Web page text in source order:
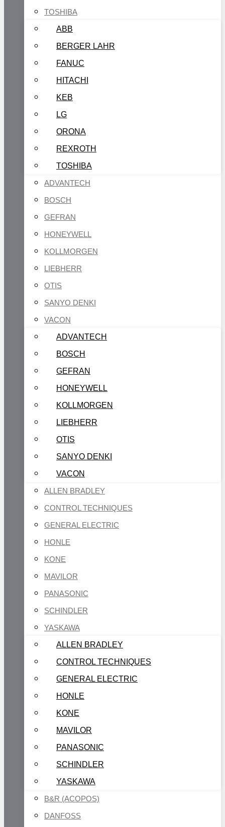
TOSHIBA
ABB
BERGER LAHR
FANUC
HITACHI
KEB
LG
ORONA
REXROTH
TOSHIBA
ADVANTECH
BOSCH
GEFRAN
HONEYWELL
KOLLMORGEN
LIEBHERR
OTIS
SANYO DENKI
VACON
ADVANTECH
BOSCH
GEFRAN
HONEYWELL
KOLLMORGEN
LIEBHERR
OTIS
SANYO DENKI
VACON
ALLEN BRADLEY
CONTROL TECHNIQUES
GENERAL ELECTRIC
HONLE
KONE
MAVILOR
PANASONIC
SCHINDLER
YASKAWA
ALLEN BRADLEY
CONTROL TECHNIQUES
GENERAL ELECTRIC
HONLE
KONE
MAVILOR
PANASONIC
SCHINDLER
YASKAWA
B&R (ACOPOS)
DANFOSS